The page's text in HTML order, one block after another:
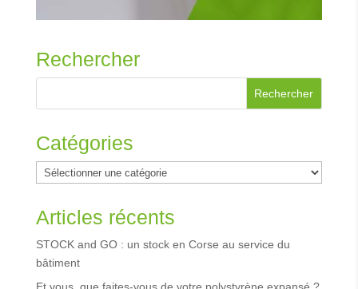
Rechercher
Catégories
Catégories
Articles récents
STOCK and GO : un stock en Corse au service du
bâtiment